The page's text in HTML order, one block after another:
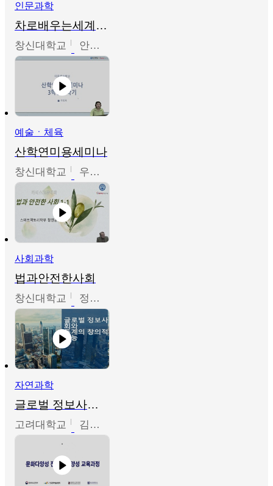
인문과학
차로배우는세계문화
창신대학교 안소영
예술ㆍ체육
산학연미용세미나
창신대학교 우미옥,오윤경,박선이
사회과학
법과안전한사회
창신대학교 정연균
자연과학
글로벌 정보사회와 통계의 창의적 기능
고려대학교 김희영